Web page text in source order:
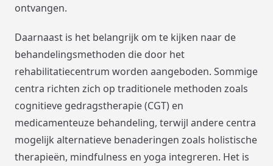
ontvangen.
Daarnaast is het belangrijk om te kijken naar de
behandelingsmethoden die door het
rehabilitatiecentrum worden aangeboden. Sommige
centra richten zich op traditionele methoden zoals
cognitieve gedragstherapie (CGT) en
medicamenteuze behandeling, terwijl andere centra
mogelijk alternatieve benaderingen zoals holistische
therapieën, mindfulness en yoga integreren. Het is